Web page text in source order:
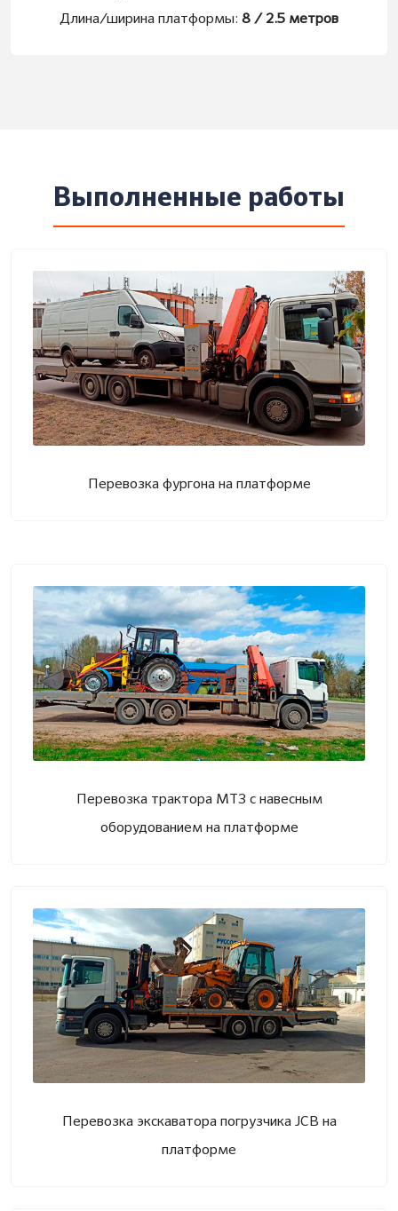
Длина/ширина платформы: 8 / 2.5 метров
Выполненные работы
Перевозка фургона на платформе
Перевозка трактора МТЗ с навесным
оборудованием на платформе
Перевозка экскаватора погрузчика JCB на
платформе